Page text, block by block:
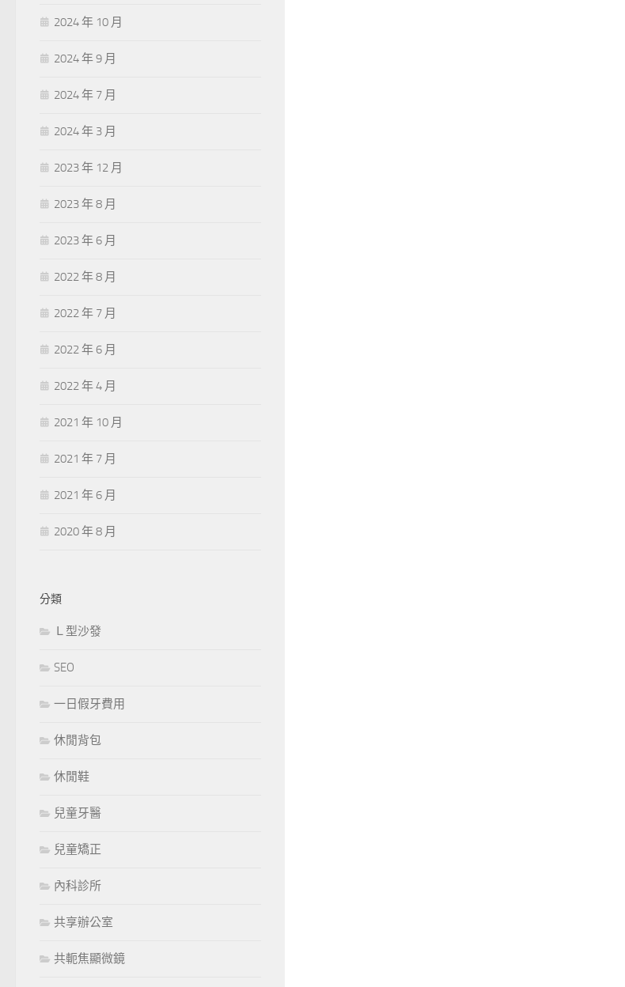
2024 年 10 月
2024 年 9 月
2024 年 7 月
2024 年 3 月
2023 年 12 月
2023 年 8 月
2023 年 6 月
2022 年 8 月
2022 年 7 月
2022 年 6 月
2022 年 4 月
2021 年 10 月
2021 年 7 月
2021 年 6 月
2020 年 8 月
分類
Ｌ型沙發
SEO
一日假牙費用
休閒背包
休閒鞋
兒童牙醫
兒童矯正
內科診所
共享辦公室
共軛焦顯微鏡